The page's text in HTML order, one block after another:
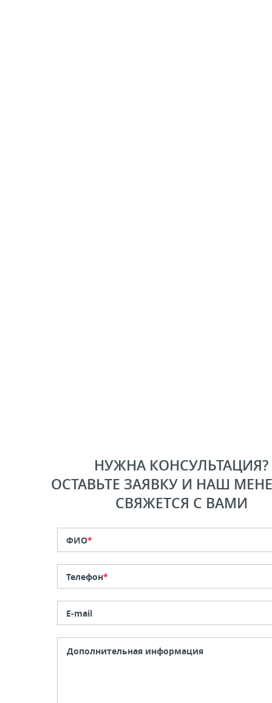
НУЖНА КОНСУЛЬТАЦИЯ?
ОСТАВЬТЕ ЗАЯВКУ И НАШ
СВЯЖЕТСЯ С ВАМИ
ФИО*
Телефон*
E-mail